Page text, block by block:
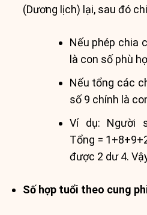
(Dương lịch) lại, sau đó
Nếu phép chia
là con số phù
Nếu tổng các
số 9 chính là
Ví dụ: Người
Tổng =
được 2 dư 4.
Số hợp tuổi theo cung